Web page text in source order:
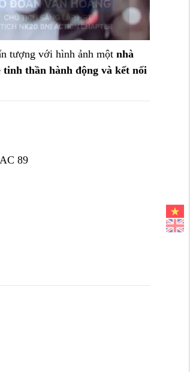
tượng với hình ảnh mộtnhà
thần hành động và kết nối
89